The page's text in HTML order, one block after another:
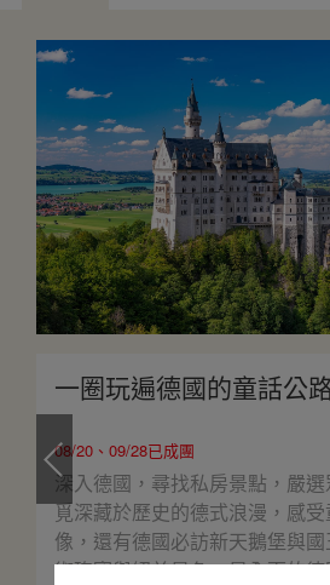
一圈玩遍德國的童話公
08/20、09/28已成團
深入德國，尋找私房景點，嚴
覓深藏於歷史的德式浪漫，感
像，還有德國必訪新天鵝堡與
術瑰寶與絕美景色，最全面的